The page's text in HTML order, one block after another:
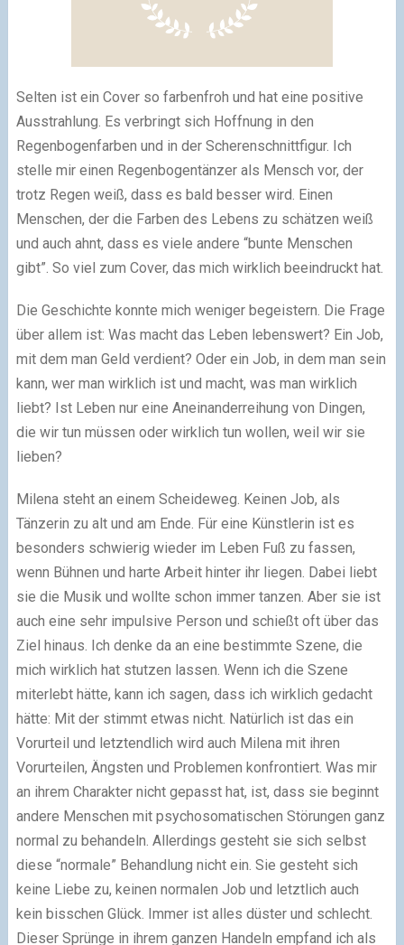
Selten ist ein Cover so farbenfroh und hat eine positive
Ausstrahlung. Es verbringt sich Hoffnung in den
Regenbogenfarben und in der Scherenschnittfigur. Ich
stelle mir einen Regenbogentänzer als Mensch vor, der
trotz Regen weiß, dass es bald besser wird. Einen
Menschen, der die Farben des Lebens zu schätzen weiß
und auch ahnt, dass es viele andere “bunte Menschen
gibt”. So viel zum Cover, das mich wirklich beeindruckt hat.
Die Geschichte konnte mich weniger begeistern. Die Frage
über allem ist: Was macht das Leben lebenswert? Ein Job,
mit dem man Geld verdient? Oder ein Job, in dem man sein
kann, wer man wirklich ist und macht, was man wirklich
liebt? Ist Leben nur eine Aneinanderreihung von Dingen,
die wir tun müssen oder wirklich tun wollen, weil wir sie
lieben?
Milena steht an einem Scheideweg. Keinen Job, als
Tänzerin zu alt und am Ende. Für eine Künstlerin ist es
besonders schwierig wieder im Leben Fuß zu fassen,
wenn Bühnen und harte Arbeit hinter ihr liegen. Dabei liebt
sie die Musik und wollte schon immer tanzen. Aber sie ist
auch eine sehr impulsive Person und schießt oft über das
Ziel hinaus. Ich denke da an eine bestimmte Szene, die
mich wirklich hat stutzen lassen. Wenn ich die Szene
miterlebt hätte, kann ich sagen, dass ich wirklich gedacht
hätte: Mit der stimmt etwas nicht. Natürlich ist das ein
Vorurteil und letztendlich wird auch Milena mit ihren
Vorurteilen, Ängsten und Problemen konfrontiert. Was mir
an ihrem Charakter nicht gepasst hat, ist, dass sie beginnt
andere Menschen mit psychosomatischen Störungen ganz
normal zu behandeln. Allerdings gesteht sie sich selbst
diese “normale” Behandlung nicht ein. Sie gesteht sich
keine Liebe zu, keinen normalen Job und letztlich auch
kein bisschen Glück. Immer ist alles düster und schlecht.
Dieser Sprünge in ihrem ganzen Handeln empfand ich als